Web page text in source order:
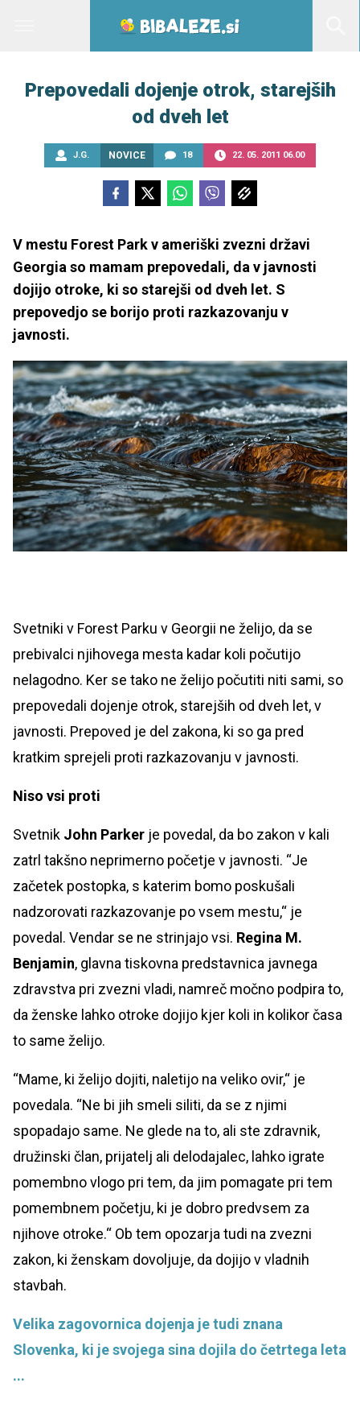
Prepovedali dojenje otrok, starejših
od dveh let
J.G. NOVICE 18 22. 05. 2011 06.00
V mestu Forest Park v ameriški zvezni državi
Georgia so mamam prepovedali, da v javnosti
dojijo otroke, ki so starejši od dveh let. S
prepovedjo se borijo proti razkazovanju v
javnosti.
Svetniki v Forest Parku v Georgii ne želijo, da se
prebivalci njihovega mesta kadar koli počutijo
nelagodno. Ker se tako ne želijo počutiti niti sami, so
prepovedali dojenje otrok, starejših od dveh let, v
javnosti. Prepoved je del zakona, ki so ga pred
kratkim sprejeli proti razkazovanju v javnosti.
Niso vsi proti
Svetnik John Parker je povedal, da bo zakon v kali
zatrl takšno neprimerno početje v javnosti. “Je
začetek postopka, s katerim bomo poskušali
nadzorovati razkazovanje po vsem mestu,“ je
povedal. Vendar se ne strinjajo vsi. Regina M.
Benjamin, glavna tiskovna predstavnica javnega
zdravstva pri zvezni vladi, namreč močno podpira to,
da ženske lahko otroke dojijo kjer koli in kolikor časa
to same želijo.
“Mame, ki želijo dojiti, naletijo na veliko ovir,“ je
povedala. “Ne bi jih smeli siliti, da se z njimi
spopadajo same. Ne glede na to, ali ste zdravnik,
družinski član, prijatelj ali delodajalec, lahko igrate
pomembno vlogo pri tem, da jim pomagate pri tem
pomembnem početju, ki je dobro predvsem za
njihove otroke.“ Ob tem opozarja tudi na zvezni
zakon, ki ženskam dovoljuje, da dojijo v vladnih
stavbah.
Velika zagovornica dojenja je tudi znana
Slovenka, ki je svojega sina dojila do četrtega leta
...